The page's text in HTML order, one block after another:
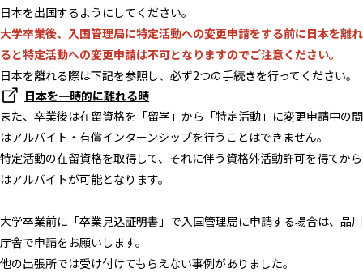
日本を出国するようにしてください。
大学卒業後、入国管理局に特定活動への変更申請をする前に日本を離れ
ると特定活動への変更申請は不可となりますのでご注意ください。
日本を離れる際は下記を参照し、必ず2つの手続きを行ってください。
日本を一時的に離れる時
また、卒業後は在留資格を「留学」から「特定活動」に変更申請中の間
はアルバイト・有償インターンシップを行うことはできません。
特定活動の在留資格を取得して、それに伴う資格外活動許可を得てから
はアルバイトが可能となります。
大学卒業前に「卒業見込証明書」で入国管理局に申請する場合は、品川
庁舎で申請をお願いします。
他の出張所では受け付けてもらえない事例がありました。